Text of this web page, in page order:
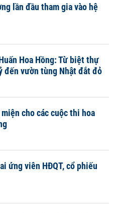
lần đầu tham gia vào hệ
Hoa Hồng: Từ biệt thự
đến vườn tùng Nhật đắt đỏ
cho các cuộc thi hoa
ứng viên HĐQT, cổ phiếu